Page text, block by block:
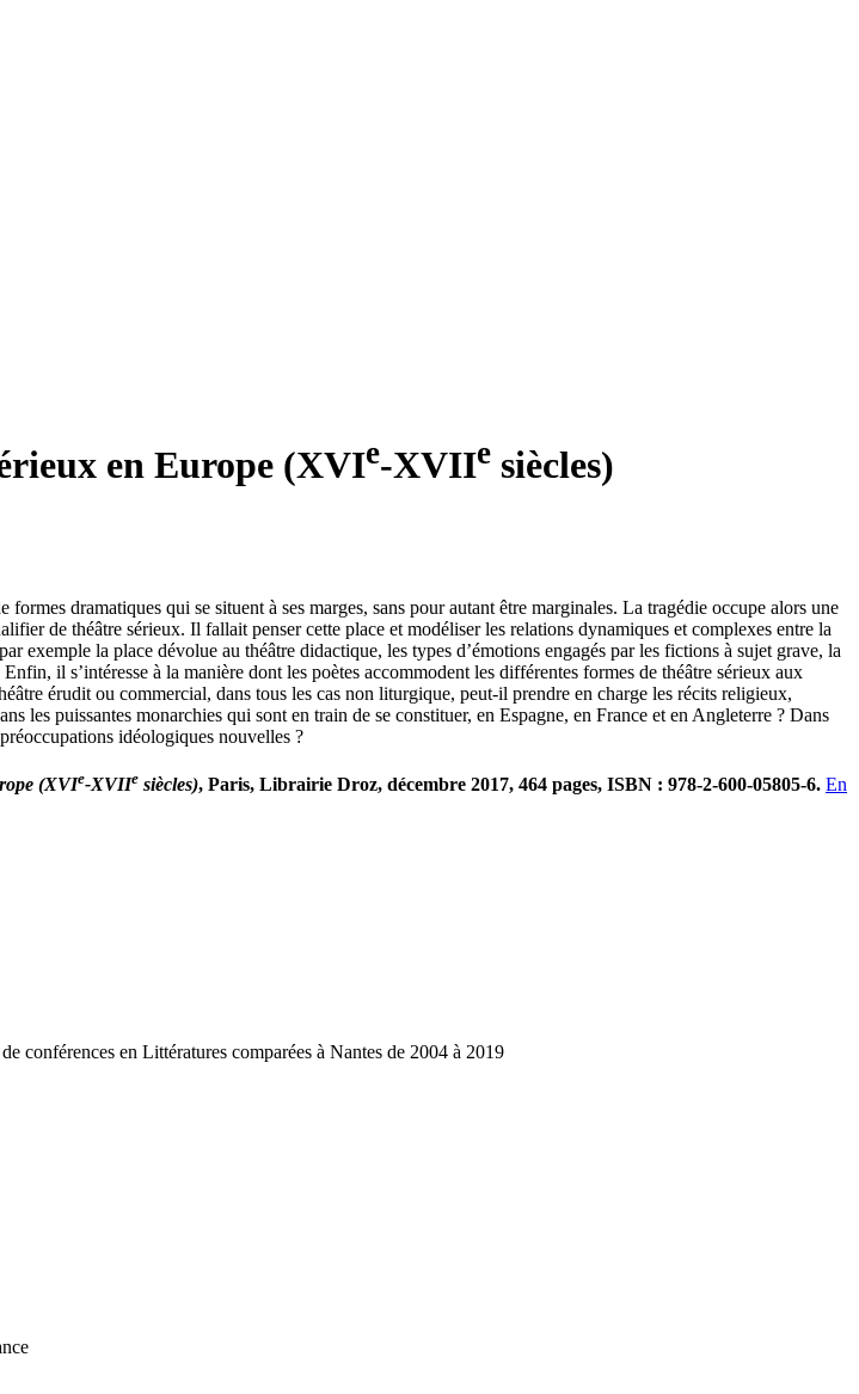
en Europe (XVIe-XVIIe siècles)
formes dramatiques qui se situent à ses marges, sans pour autant être marginales. La tragédie occupe alors une
de théâtre sérieux. Il fallait penser cette place et modéliser les relations dynamiques et complexes entre la
exemple la place dévolue au théâtre didactique, les types d’émotions engagés par les fictions à sujet grave, la
il s’intéresse à la manière dont les poètes accommodent les différentes formes de théâtre sérieux aux
érudit ou commercial, dans tous les cas non liturgique, peut-il prendre en charge les récits religieux,
les puissantes monarchies qui sont en train de se constituer, en Espagne, en France et en Angleterre ? Dans
idéologiques nouvelles ?
(XVIe-XVIIe siècles), Paris, Librairie Droz, décembre 2017, 464 pages, ISBN : 978-2-600-05805-6. En
conférences en Littératures comparées à Nantes de 2004 à 2019